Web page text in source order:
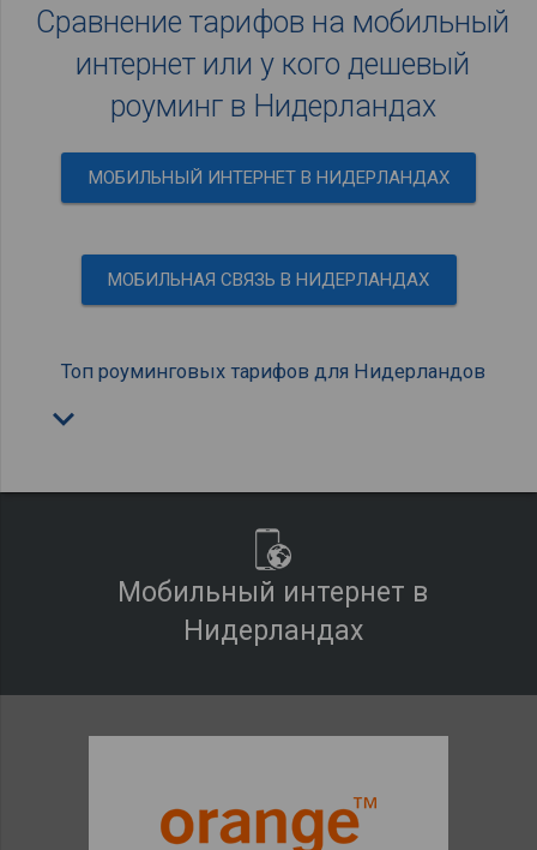
Сравнение тарифов на мобильный
интернет или у кого дешевый
роуминг в Нидерландах
МОБИЛЬНЫЙ ИНТЕРНЕТ В НИДЕРЛАНДАХ
МОБИЛЬНАЯ СВЯЗЬ В НИДЕРЛАНДАХ
Топ роуминговых тарифов для Нидерландов
keyboard_arrow_down
Мобильный интернет в
Нидерландах